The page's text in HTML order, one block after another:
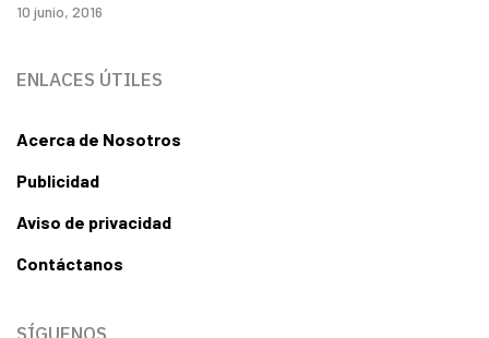
10 junio, 2016
ENLACES ÚTILES
Acerca de Nosotros
Publicidad
Aviso de privacidad
Contáctanos
SÍGUENOS